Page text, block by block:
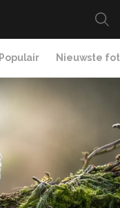
Populair Nieuwste